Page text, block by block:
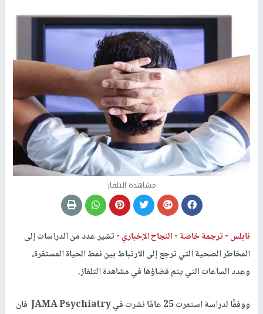
مشاهدة التلفاز
نابلس -ترجمة خاصة-النجاح الإخباري -تشير عدد من الدراسات إلى
المخاطر الصحية التي ترجع إلى الارتباط بين نمط الحياة المستقرة،
وعدد الساعات التي يتم قضاؤها في مشاهدة التلفاز.
ووفقًا لدراسة استمرت 25 عامًا نشرت في JAMA Psychiatryفان